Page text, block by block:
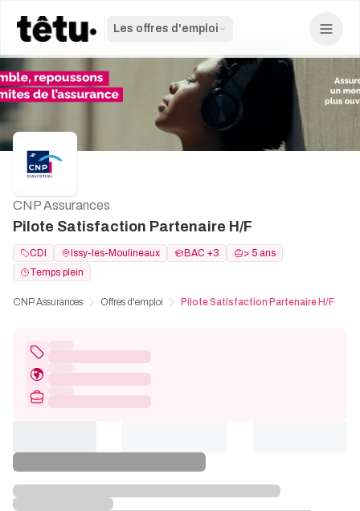
Les offres d'emploi
Pilote Satisfaction Partenaire H/F
CNP Assurances
CDI Issy-les-Moulineaux BAC +3
> 5 ans
Temps plein
CNP Assurances Offres d'emploi Pilote Satisfaction Partenaire H/F